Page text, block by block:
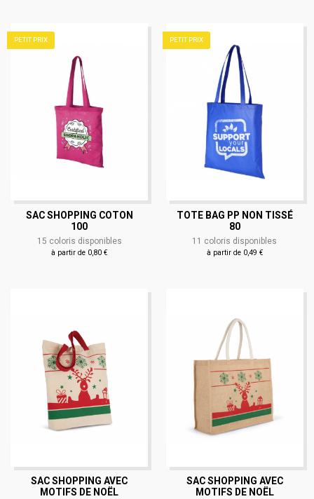
PETIT PRIX
SAC SHOPPING COTON
100
15 coloris disponibles
à partir de 0,80 €
PETIT PRIX
TOTE BAG PP NON TISSÉ
80
11 coloris disponibles
à partir de 0,49 €
SAC SHOPPING AVEC
MOTIFS DE NOËL
SAC SHOPPING AVEC
MOTIFS DE NOËL